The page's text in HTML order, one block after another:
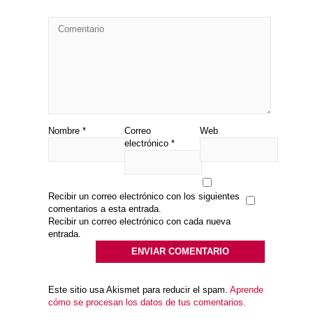
Nombre *
Correo
electrónico *
Web
Recibir un correo electrónico con los siguientes
comentarios a esta entrada.
Recibir un correo electrónico con cada nueva
entrada.
Este sitio usa Akismet para reducir el spam. Aprende
cómo se procesan los datos de tus comentarios.